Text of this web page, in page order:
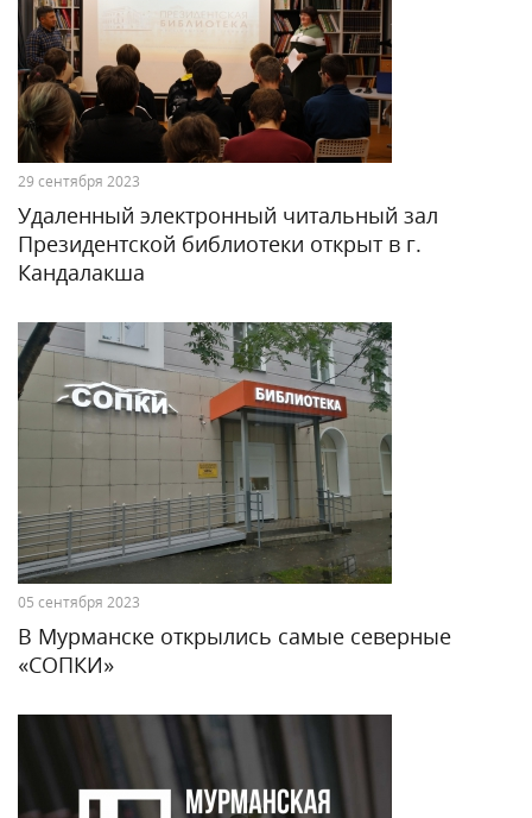
29 сентября 2023
Удаленный электронный читальный зал
Президентской библиотеки открыт в г.
Кандалакша
05 сентября 2023
В Мурманске открылись самые северные
«СОПКИ»